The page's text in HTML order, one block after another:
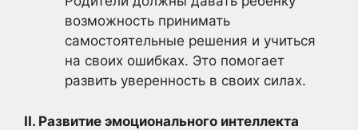
возможность принимать
самостоятельные решения и учиться
на своих ошибках. Это помогает
развить уверенность в своих силах.
II. Развитие эмоционального интеллекта